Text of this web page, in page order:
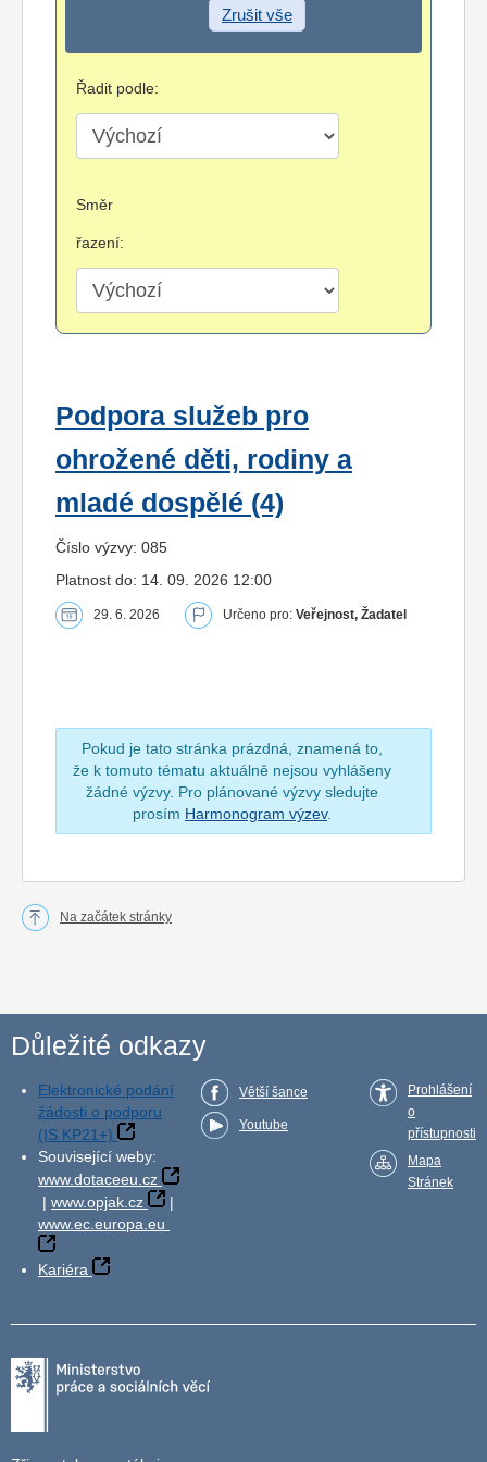
Zrušit vše
Řadit podle:
Směr
řazení:
Podpora služeb pro
ohrožené děti, rodiny a
mladé dospělé (4)
Číslo výzvy: 085
Platnost do: 14. 09. 2026 12:00
29. 6. 2026 Určeno pro: Veřejnost, Žadatel
Pokud je tato stránka prázdná, znamená to,
že k tomuto tématu aktuálně nejsou vyhlášeny
žádné výzvy. Pro plánované výzvy sledujte
prosím Harmonogram výzev.
Na začátek stránky
Důležité odkazy
Elektronické podání
žádosti o podporu
(IS KP21+)
Související weby:
www.dotaceeu.cz
| www.opjak.cz
|
www.ec.europa.eu
Kariéra
Větší šance
Youtube
Prohlášení
o
přístupnosti
Mapa
Stránek